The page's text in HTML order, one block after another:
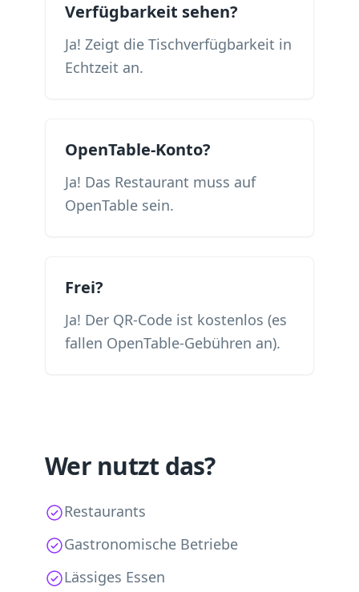
Verfügbarkeit sehen?
Ja! Zeigt die Tischverfügbarkeit in
Echtzeit an.
OpenTable-Konto?
Ja! Das Restaurant muss auf
OpenTable sein.
Frei?
Ja! Der QR-Code ist kostenlos (es
fallen OpenTable-Gebühren an).
Wer nutzt das?
Restaurants
Gastronomische Betriebe
Lässiges Essen